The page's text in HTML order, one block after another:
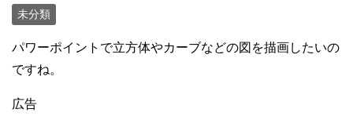
未分類
パワーポイントで立方体やカーブなどの図を描画したいの
ですね。
広告